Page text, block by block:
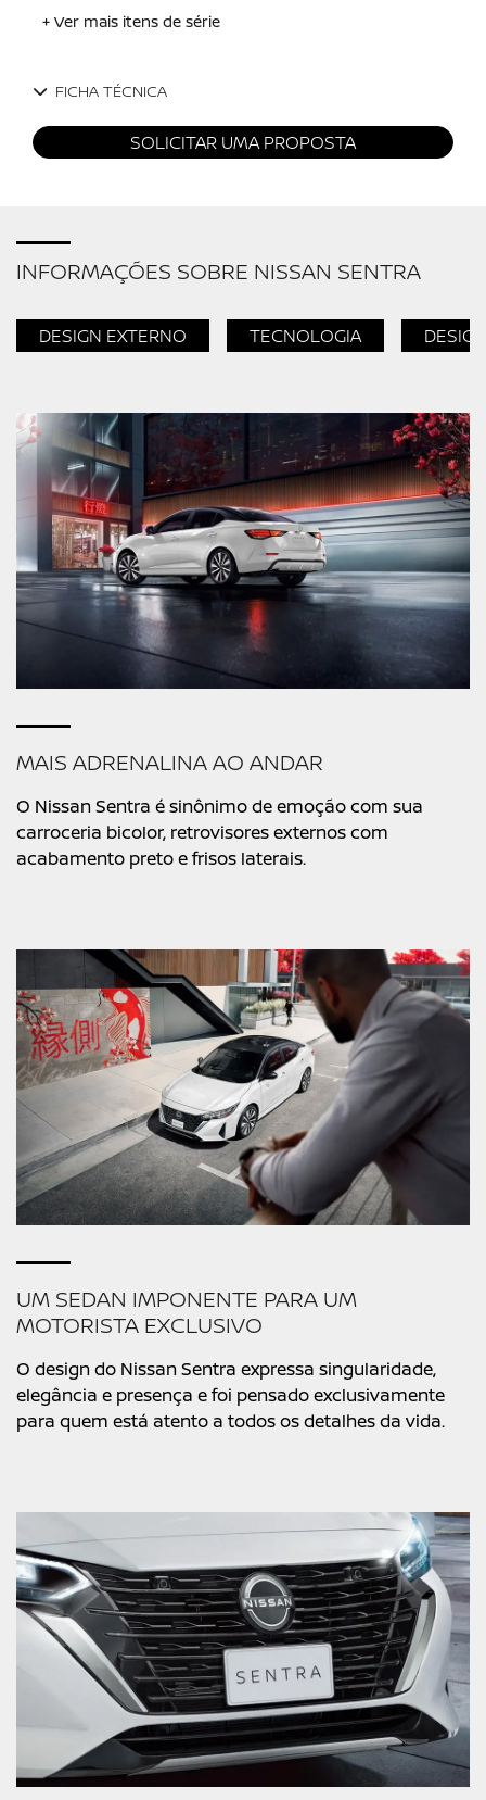
+ Ver mais itens de série
FICHA TÉCNICA
SOLICITAR UMA PROPOSTA
INFORMAÇÕES SOBRE NISSAN SENTRA
DESIGN EXTERNO TECNOLOGIA
MAIS ADRENALINA AO ANDAR
O Nissan Sentra é sinônimo de emoção com sua
carroceria bicolor, retrovisores externos com
acabamento preto e frisos laterais.
UM SEDAN IMPONENTE PARA UM
MOTORISTA EXCLUSIVO
O design do Nissan Sentra expressa singularidade,
elegância e presença e foi pensado exclusivamente
para quem está atento a todos os detalhes da vida.